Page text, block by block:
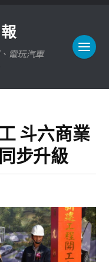
電玩汽車
斗六商業
步升級